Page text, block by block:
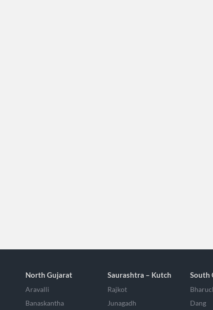
North Gujarat
Aravalli
Banaskantha
Saurashtra – Kutch
Rajkot
Junagadh
South
Dang